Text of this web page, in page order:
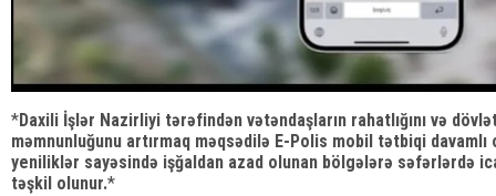
*Daxili İşlər Nazirliyi tərəfindən vətəndaşların rahatlığını və
məmnunluğunu artırmaq məqsədilə E-Polis mobil tətbiqi
yeniliklər sayəsində işğaldan azad olunan bölgələrə səfərlərdə
təşkil olunur.*